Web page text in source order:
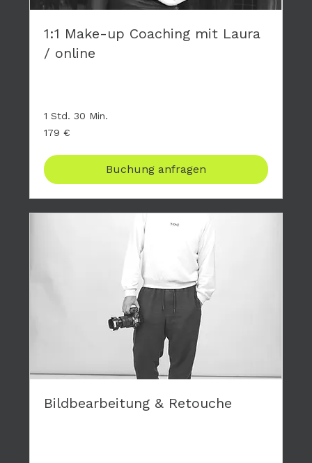
1:1 Make-up Coaching mit Laura
/ online
1 Std. 30 Min.
Euro
179 €
Buchung anfragen
Bildbearbeitung & Retouche